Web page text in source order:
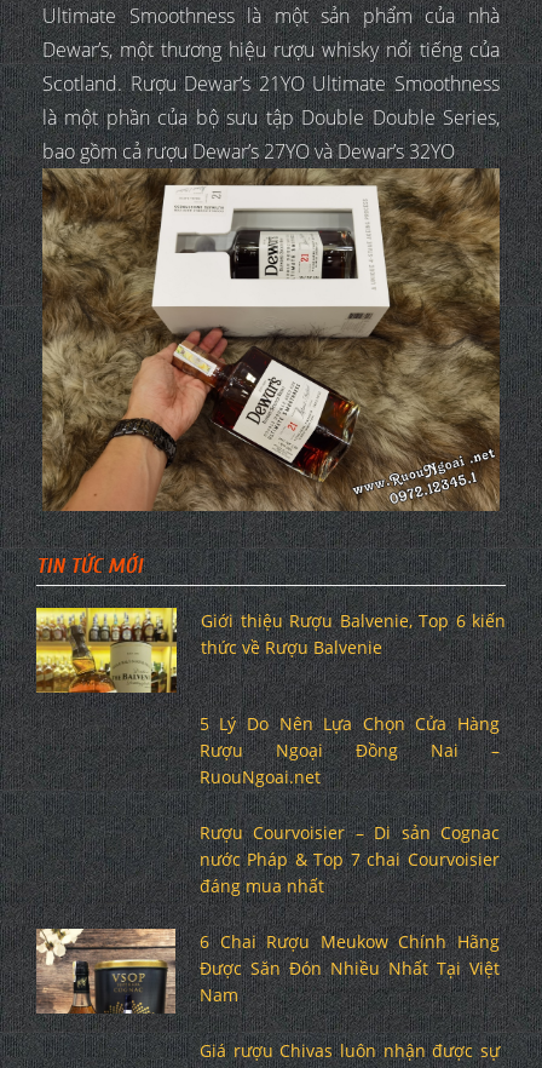
Ultimate Smoothness là một sản phẩm của nhà
Dewar’s, một thương hiệu rượu whisky nổi tiếng của
Scotland. Rượu Dewar’s 21YO Ultimate Smoothness
là một phần của bộ sưu tập Double Double Series,
bao gồm cả rượu Dewar’s 27YO và Dewar’s 32YO
TIN TỨC MỚI
Giới thiệu Rượu Balvenie, Top 6 kiến
thức về Rượu Balvenie
5 Lý Do Nên Lựa Chọn Cửa Hàng
Rượu Ngoại Đồng Nai –
RuouNgoai.net
Rượu Courvoisier – Di sản Cognac
nước Pháp & Top 7 chai Courvoisier
đáng mua nhất
6 Chai Rượu Meukow Chính Hãng
Được Săn Đón Nhiều Nhất Tại Việt
Nam
Giá rượu Chivas luôn nhận được sự